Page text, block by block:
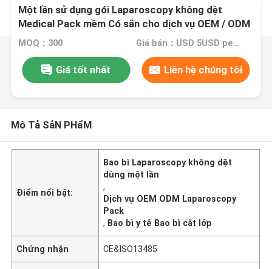
Một lần sử dụng gói Laparoscopy không dệt
Medical Pack mềm Có sẵn cho dịch vụ OEM / ODM
MOQ：300 Giá bán：USD 5USD per pack
Giá tốt nhất Liên hệ chúng tôi
Mô Tả SảN PHẩM
Điểm nổi bật:
Bao bì Laparoscopy không dệt
dùng một lần
,
Dịch vụ OEM ODM Laparoscopy
Pack
, Bao bì y tế Bao bì cắt lớp
Chứng nhận CE&ISO13485